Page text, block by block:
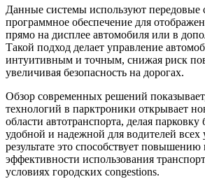
Данные системы используют передовые
программное обеспечение для
прямо на дисплее автомобиля или в
Такой подход делает управление
интуитивным и точным, снижая риск
увеличивая безопасность на дорогах.
Обзор современных решений
технологий в парктроники открывает
области автотранспорта, делая парковку
удобной и надежной для водителей
результате это способствует
эффективности использования
условиях городских congestions.